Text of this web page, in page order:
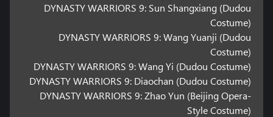
DYNASTY WARRIORS 9: Sun Shangxiang (Dudou
Costume)
DYNASTY WARRIORS 9: Wang Yuanji (Dudou
Costume)
DYNASTY WARRIORS 9: Wang Yi (Dudou Costume)
DYNASTY WARRIORS 9: Diaochan (Dudou Costume)
DYNASTY WARRIORS 9: Zhao Yun (Beijing Opera-
Style Costume)